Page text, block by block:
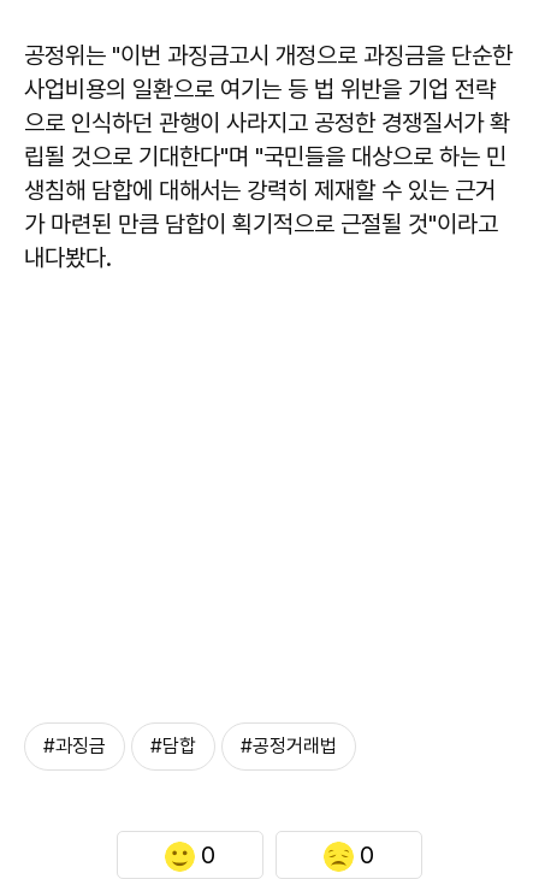
공정위는 "이번 과징금고시 개정으로 과징금을 단순한
사업비용의 일환으로 여기는 등 법 위반을 기업 전략
으로 인식하던 관행이 사라지고 공정한 경쟁질서가 확
립될 것으로 기대한다"며 "국민들을 대상으로 하는 민
생침해 담합에 대해서는 강력히 제재할 수 있는 근거
가 마련된 만큼 담합이 획기적으로 근절될 것"이라고
내다봤다.
#과징금 #담합 #공정거래법
0 0